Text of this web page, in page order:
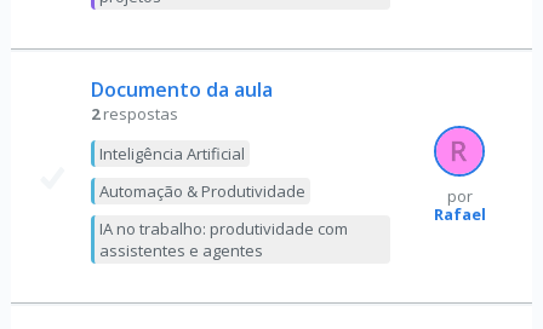
Documento da aula
2 respostas
Inteligência Artificial
Automação & Produtividade
IA no trabalho: produtividade com
assistentes e agentes
por
Rafael